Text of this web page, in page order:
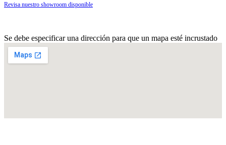
Revisa nuestro showroom disponible
Se debe especificar una dirección para que un mapa esté incrustado